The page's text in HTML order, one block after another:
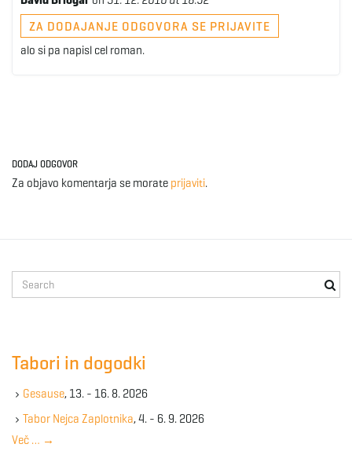
ZA DODAJANJE ODGOVORA SE PRIJAVITE
alo si pa napisl cel roman.
DODAJ ODGOVOR
Za objavo komentarja se morate prijaviti.
e
e
y
w
Tabori in dogodki
Gesause, 13. - 16. 8. 2026
Tabor Nejca Zaplotnika, 4. - 6. 9. 2026
Več … →